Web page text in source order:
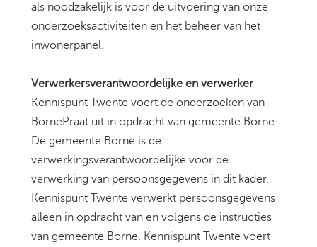
als noodzakelijk is voor de uitvoering van onze
onderzoeksactiviteiten en het beheer van het
inwonerpanel.
Verwerkersverantwoordelijke en verwerker
Kennispunt Twente voert de onderzoeken van
BornePraat uit in opdracht van gemeente Borne.
De gemeente Borne is de
verwerkingsverantwoordelijke voor de
verwerking van persoonsgegevens in dit kader.
Kennispunt Twente verwerkt persoonsgegevens
alleen in opdracht van en volgens de instructies
van gemeente Borne. Kennispunt Twente voert